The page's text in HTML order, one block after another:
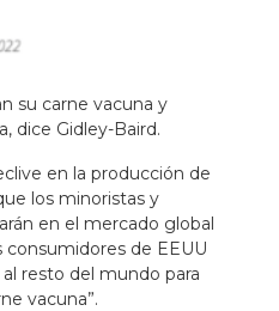
su carne vacuna y
dice Gidley-Baird.
en la producción de
los minoristas y
en el mercado global
consumidores de EEUU
resto del mundo para
vacuna”.